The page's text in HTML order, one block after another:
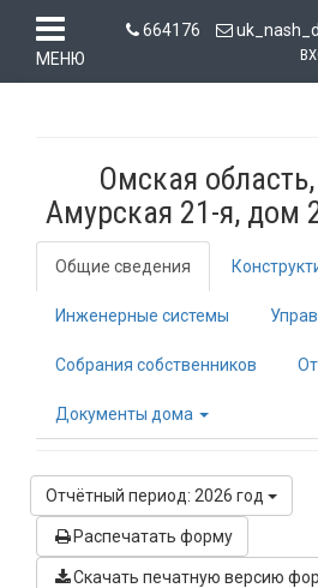
МЕНЮ
664176
Омская
Амурская 21-я, дом
Общие сведения
Инженерные системы
Собрания собственников
Документы дома
Отчётный период: 2026 год
Распечатать форму
Скачать печатную версию